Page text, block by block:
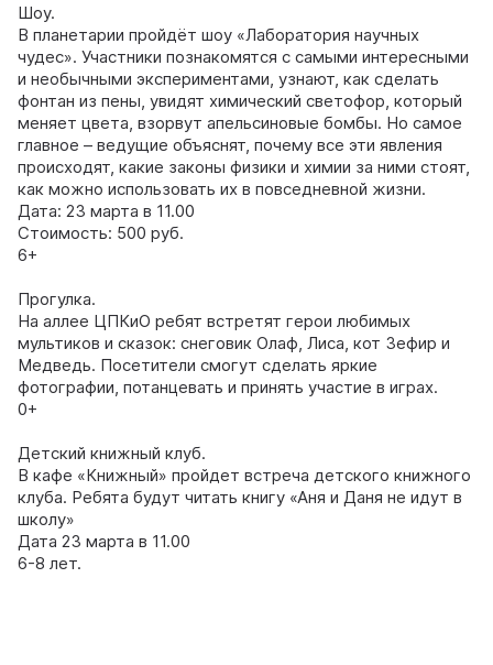
Шоу.
В планетарии пройдёт шоу «Лаборатория научных
чудес». Участники познакомятся с самыми интересными
и необычными экспериментами, узнают, как сделать
фонтан из пены, увидят химический светофор, который
меняет цвета, взорвут апельсиновые бомбы. Но самое
главное – ведущие объяснят, почему все эти явления
происходят, какие законы физики и химии за ними стоят,
как можно использовать их в повседневной жизни.
Дата: 23 марта в 11.00
Стоимость: 500 руб.
6+
Прогулка.
На аллее ЦПКиО ребят встретят герои любимых
мультиков и сказок: снеговик Олаф, Лиса, кот Зефир и
Медведь. Посетители смогут сделать яркие
фотографии, потанцевать и принять участие в играх.
0+
Детский книжный клуб.
В кафе «Книжный» пройдет встреча детского книжного
клуба. Ребята будут читать книгу «Аня и Даня не идут в
школу»
Дата 23 марта в 11.00
6-8 лет.